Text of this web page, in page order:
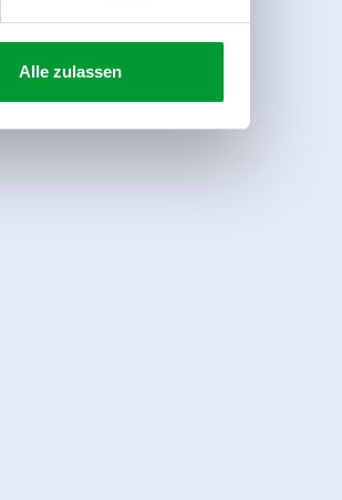
Alle zulassen